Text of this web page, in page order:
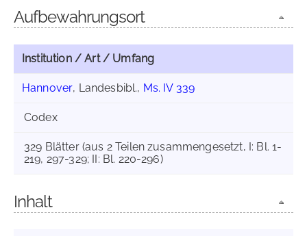
Aufbewahrungsort
Institution / Art / Umfang
Hannover, Landesbibl., Ms. IV 339
Codex
329 Blätter (aus 2 Teilen zusammengesetzt, I: Bl. 1-
219, 297-329; II: Bl. 220-296)
Inhalt